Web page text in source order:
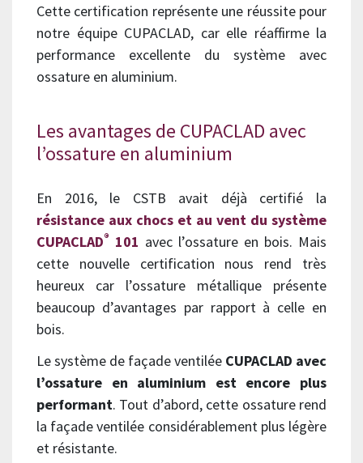
Cette certification représente une réussite pour
notre équipe CUPACLAD, car elle réaffirme la
performance excellente du système avec
ossature en aluminium.
Les avantages de CUPACLAD avec
l’ossature en aluminium
En 2016, le CSTB avait déjà certifié la
résistance aux chocs et au vent du système
CUPACLAD® 101 avec l’ossature en bois. Mais
cette nouvelle certification nous rend très
heureux car l’ossature métallique présente
beaucoup d’avantages par rapport à celle en
bois.
Le système de façade ventilée CUPACLAD avec
l’ossature en aluminium est encore plus
performant. Tout d’abord, cette ossature rend
la façade ventilée considérablement plus légère
et résistante.